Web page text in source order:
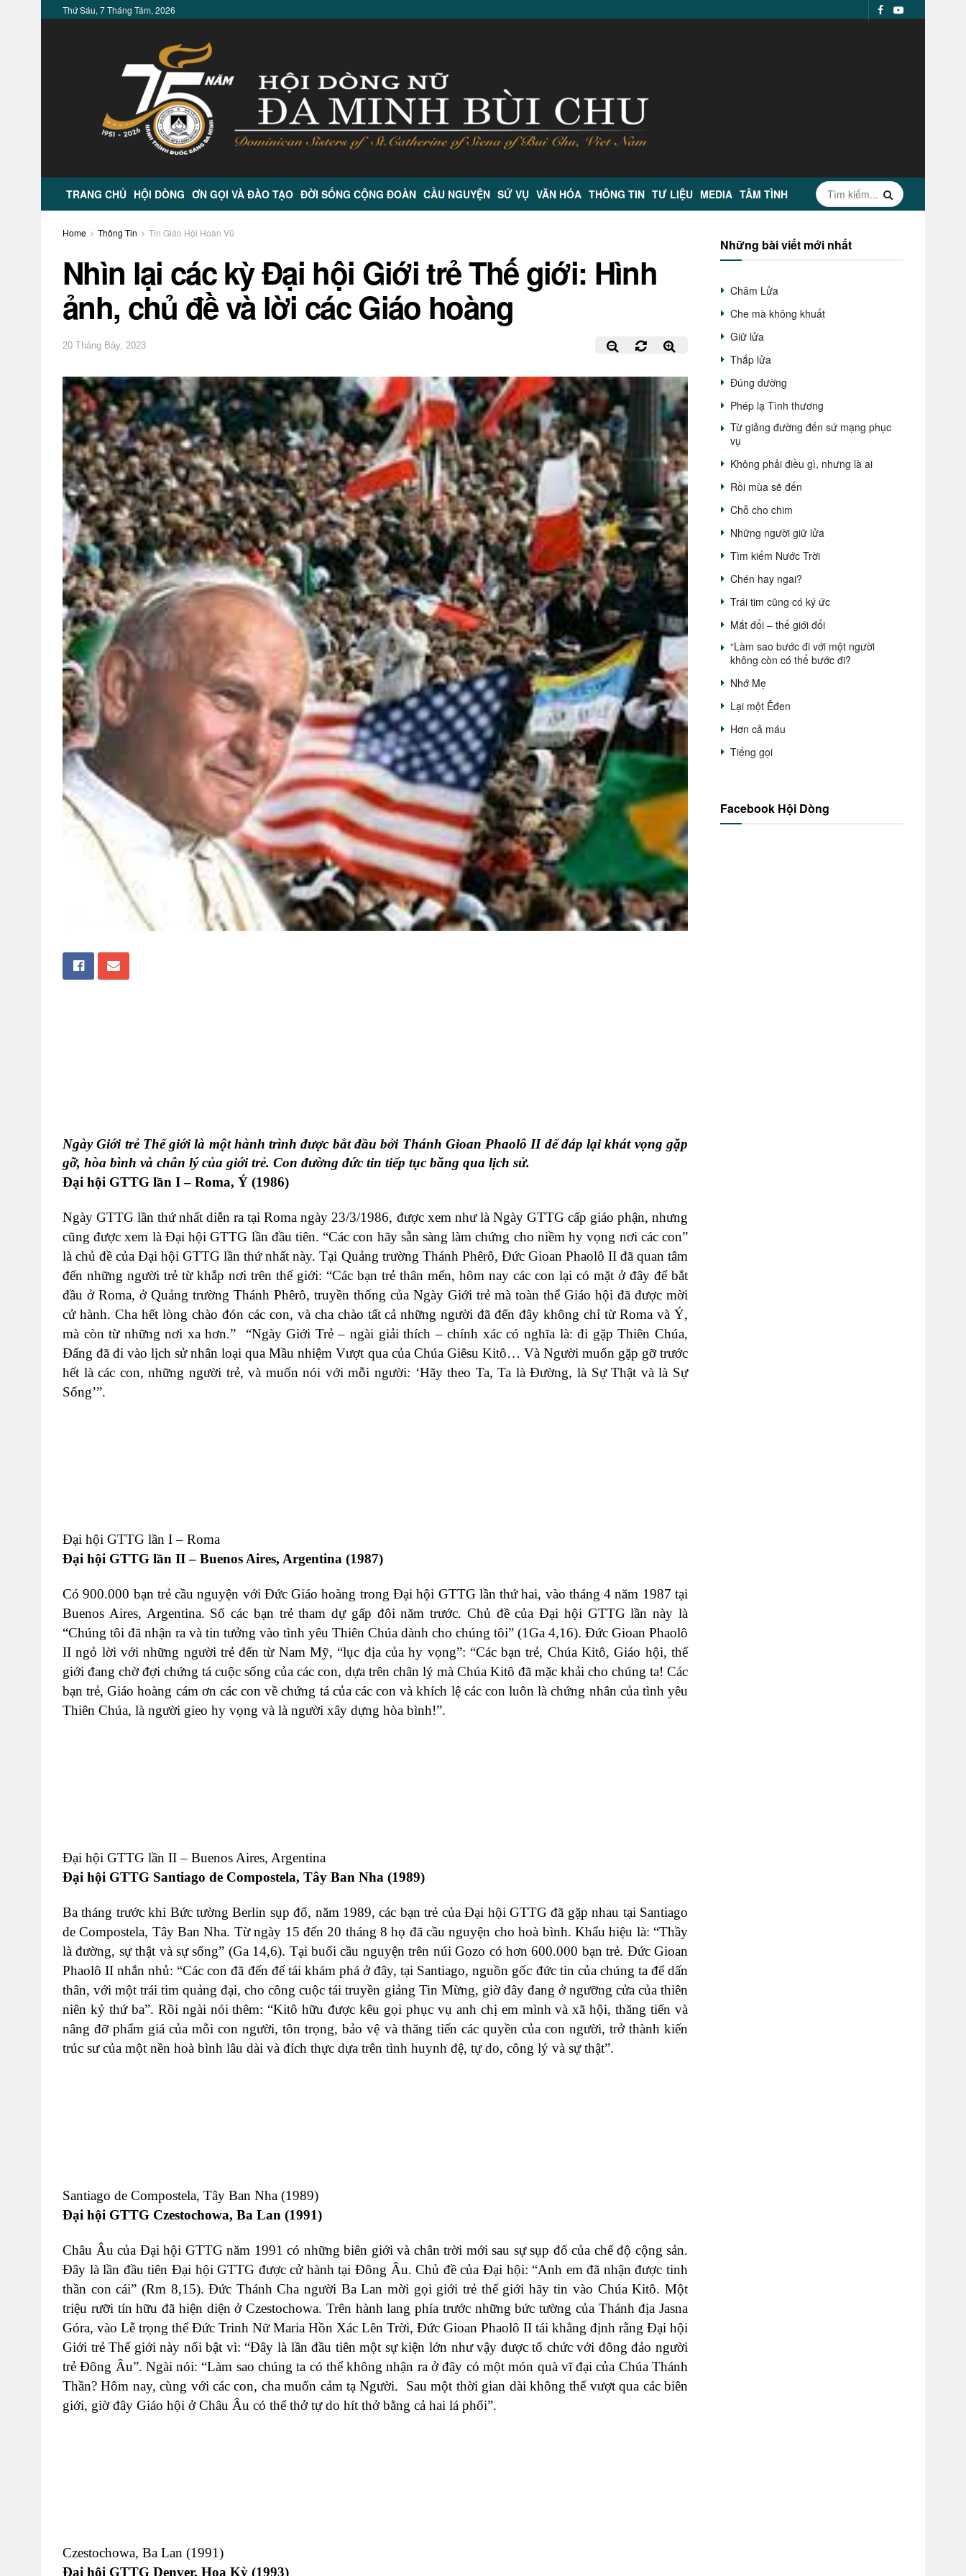
Thứ Sáu, 7 Tháng Tám, 2026
TRANG CHỦ HỘI DÒNG ƠN GỌI VÀ ĐÀO TẠO ĐỜI SỐNG CỘNG ĐOÀN CẦU NGUYỆN SỨ VỤ VĂN HÓA THÔNG TIN TƯ LIỆU MEDIA TÂM TÌNH
Home Thông Tin Tin Giáo Hội Hoàn Vũ
Nhìn lại các kỳ Đại hội Giới trẻ Thế giới: Hình
ảnh, chủ đề và lời các Giáo hoàng
20 Tháng Bảy, 2023
Ngày Giới trẻ Thế giới là một hành trình được bắt đầu bởi Thánh Gioan Phaolô II để đáp lại khát vọng gặp
gỡ, hòa bình và chân lý của giới trẻ. Con đường đức tin tiếp tục băng qua lịch sử.
Đại hội GTTG lần I – Roma, Ý (1986)
Ngày GTTG lần thứ nhất diễn ra tại Roma ngày 23/3/1986, được xem như là Ngày GTTG cấp giáo phận, nhưng
cũng được xem là Đại hội GTTG lần đầu tiên. “Các con hãy sẵn sàng làm chứng cho niềm hy vọng nơi các con”
là chủ đề của Đại hội GTTG lần thứ nhất này. Tại Quảng trường Thánh Phêrô, Đức Gioan Phaolô II đã quan tâm
đến những người trẻ từ khắp nơi trên thế giới: “Các bạn trẻ thân mến, hôm nay các con lại có mặt ở đây để bắt
đầu ở Roma, ở Quảng trường Thánh Phêrô, truyền thống của Ngày Giới trẻ mà toàn thể Giáo hội đã được mời
cử hành. Cha hết lòng chào đón các con, và cha chào tất cả những người đã đến đây không chỉ từ Roma và Ý,
mà còn từ những nơi xa hơn.” “Ngày Giới Trẻ – ngài giải thích – chính xác có nghĩa là: đi gặp Thiên Chúa,
Đấng đã đi vào lịch sử nhân loại qua Mầu nhiệm Vượt qua của Chúa Giêsu Kitô… Và Người muốn gặp gỡ trước
hết là các con, những người trẻ, và muốn nói với mỗi người: ‘Hãy theo Ta, Ta là Đường, là Sự Thật và là Sự
Sống’”.
Đại hội GTTG lần I – Roma
Đại hội GTTG lần II – Buenos Aires, Argentina (1987)
Có 900.000 bạn trẻ cầu nguyện với Đức Giáo hoàng trong Đại hội GTTG lần thứ hai, vào tháng 4 năm 1987 tại
Buenos Aires, Argentina. Số các bạn trẻ tham dự gấp đôi năm trước. Chủ đề của Đại hội GTTG lần này là
“Chúng tôi đã nhận ra và tin tưởng vào tình yêu Thiên Chúa dành cho chúng tôi” (1Ga 4,16). Đức Gioan Phaolô
II ngỏ lời với những người trẻ đến từ Nam Mỹ, “lục địa của hy vọng”: “Các bạn trẻ, Chúa Kitô, Giáo hội, thế
giới đang chờ đợi chứng tá cuộc sống của các con, dựa trên chân lý mà Chúa Kitô đã mặc khải cho chúng ta! Các
bạn trẻ, Giáo hoàng cám ơn các con về chứng tá của các con và khích lệ các con luôn là chứng nhân của tình yêu
Thiên Chúa, là người gieo hy vọng và là người xây dựng hòa bình!”.
Đại hội GTTG lần II – Buenos Aires, Argentina
Đại hội GTTG Santiago de Compostela, Tây Ban Nha (1989)
Ba tháng trước khi Bức tường Berlin sụp đổ, năm 1989, các bạn trẻ của Đại hội GTTG đã gặp nhau tại Santiago
de Compostela, Tây Ban Nha. Từ ngày 15 đến 20 tháng 8 họ đã cầu nguyện cho hoà bình. Khẩu hiệu là: “Thầy
là đường, sự thật và sự sống” (Ga 14,6). Tại buổi cầu nguyện trên núi Gozo có hơn 600.000 bạn trẻ. Đức Gioan
Phaolô II nhắn nhủ: “Các con đã đến để tái khám phá ở đây, tại Santiago, nguồn gốc đức tin của chúng ta để dấn
thân, với một trái tim quảng đại, cho công cuộc tái truyền giảng Tin Mừng, giờ đây đang ở ngưỡng cửa của thiên
niên kỷ thứ ba”. Rồi ngài nói thêm: “Kitô hữu được kêu gọi phục vụ anh chị em mình và xã hội, thăng tiến và
nâng đỡ phẩm giá của mỗi con người, tôn trọng, bảo vệ và thăng tiến các quyền của con người, trở thành kiến​​
trúc sư của một nền hoà bình lâu dài và đích thực dựa trên tình huynh đệ, tự do, công lý và sự thật”.
Santiago de Compostela, Tây Ban Nha (1989)
Đại hội GTTG Czestochowa, Ba Lan (1991)
Châu Âu của Đại hội GTTG năm 1991 có những biên giới và chân trời mới sau sự sụp đổ của chế độ cộng sản.
Đây là lần đầu tiên Đại hội GTTG được cử hành tại Đông Âu. Chủ đề của Đại hội: “Anh em đã nhận được tinh
thần con cái” (Rm 8,15). Đức Thánh Cha người Ba Lan mời gọi giới trẻ thế giới hãy tin vào Chúa Kitô. Một
triệu rưỡi tín hữu đã hiện diện ở Czestochowa. Trên hành lang phía trước những bức tường của Thánh địa Jasna
Góra, vào Lễ trọng thể Đức Trinh Nữ Maria Hồn Xác Lên Trời, Đức Gioan Phaolô II tái khẳng định rằng Đại hội
Giới trẻ Thế giới này nổi bật vì: “Đây là lần đầu tiên một sự kiện lớn như vậy được tổ chức với đông đảo người
trẻ Đông Âu”. Ngài nói: “Làm sao chúng ta có thể không nhận ra ở đây có một món quà vĩ đại của Chúa Thánh
Thần? Hôm nay, cùng với các con, cha muốn cảm tạ Người. Sau một thời gian dài không thể vượt qua các biên
giới, giờ đây Giáo hội ở Châu Âu có thể thở tự do hít thở bằng cả hai lá phổi”.
Czestochowa, Ba Lan (1991)
Đại hội GTTG Denver, Hoa Kỳ (1993)
Những bài viết mới nhất
Chăm Lửa
Che mà không khuất
Giữ lửa
Thắp lửa
Đúng đường
Phép lạ Tình thương
Từ giảng đường đến sứ mạng phục
vụ
Không phải điều gì, nhưng là ai
Rồi mùa sẽ đến
Chỗ cho chim
Những người giữ lửa
Tìm kiếm Nước Trời
Chén hay ngai?
Trái tim cũng có ký ức
Mắt đổi – thế giới đổi
“Làm sao bước đi với một người
không còn có thể bước đi?
Nhớ Mẹ
Lại một Êđen
Hơn cả máu
Tiếng gọi
Facebook Hội Dòng